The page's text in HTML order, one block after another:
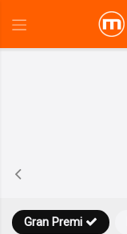
Gran Premi